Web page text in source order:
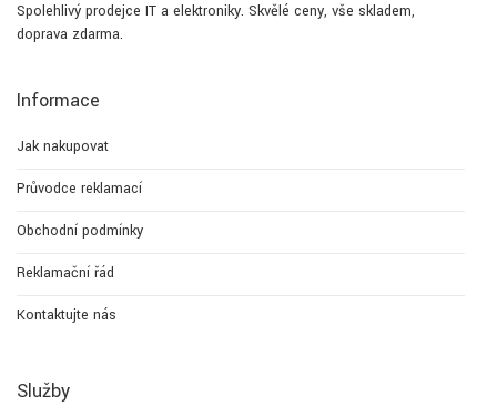
Spolehlivý prodejce IT a elektroniky. Skvělé ceny, vše skladem,
doprava zdarma.
Informace
Jak nakupovat
Průvodce reklamací
Obchodní podmínky
Reklamační řád
Kontaktujte nás
Služby